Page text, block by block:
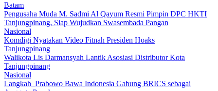
Batam
Pengusaha Muda M. Sadmi Al Qayum Resmi Pimpin DPC HKTI
Tanjungpinang, Siap Wujudkan Swasembada Pangan
Nasional
Komdigi Nyatakan Video Fitnah Presiden Hoaks
Tanjungpinang
Walikota Lis Darmansyah Lantik Asosiasi Distributor Kota
Tanjungpinang
Nasional
Langkah Prabowo Bawa Indonesia Gabung BRICS sebagai